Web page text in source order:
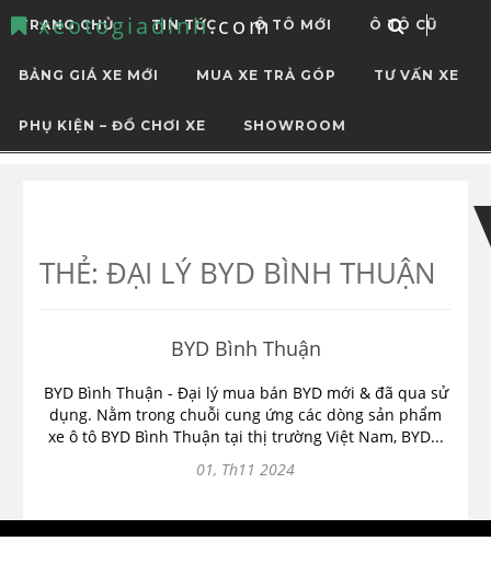
TRANG CHỦ TIN TỨC Ô TÔ MỚI Ô TÔ CŨ
BẢNG GIÁ XE MỚI MUA XE TRẢ GÓP TƯ VẤN XE
PHỤ KIỆN – ĐỒ CHƠI XE SHOWROOM
xeotogiadinh.com
THẺ: ĐẠI LÝ BYD BÌNH THUẬN
BYD Bình Thuận
BYD Bình Thuận - Đại lý mua bán BYD mới & đã qua sử
dụng. Nằm trong chuỗi cung ứng các dòng sản phẩm
xe ô tô BYD Bình Thuận tại thị trường Việt Nam, BYD...
01, Th11 2024